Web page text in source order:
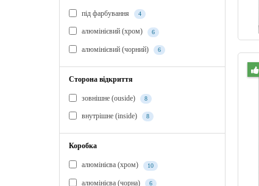
під фарбування 4
алюмінієвий (хром) 6
алюмінієвий (чорний) 6
Сторона відкриття
зовнішне (ouside) 8
внутрішне (inside) 8
Коробка
алюмінієва (хром) 10
алюмінієва (чорна) 6